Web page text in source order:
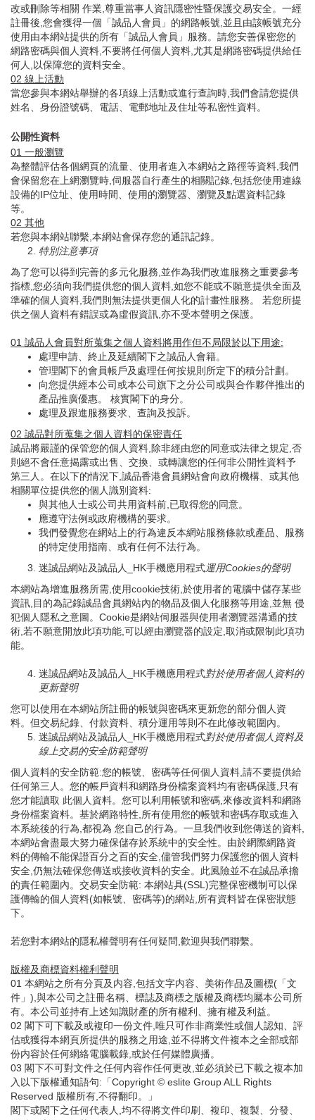
改或刪除等相關 作業,尊重當事人資訊隱密性暨保護交易安全。一經
註冊後,您會獲得一個「誠品人會員」的網路帳號,並且由該帳號充分
使用由本網站提供的所有「誠品人會員」服務。請您安善保密您的
網路密碼與個人資料,不要將任何個人資料,尤其是網路密碼提供給任
何人,以保障您的資料安全。
02 線上活動
當您參與本網站舉辦的各項線上活動或進行查詢時,我們會請您提供
姓名、身份證號碼、電話、電郵地址及住址等私密性資料。
公開性資料
01 一般瀏覽
為整體評估各個網頁的流量、使用者進入本網站之路徑等資料,我們
會保留您在上網瀏覽時,伺服器自行產生的相關記錄,包括您使用連線
設備的IP位址、使用時間、使用的瀏覽器、瀏覽及點選資料記錄
等。
02 其他
若您與本網站聯繫,本網站會保存您的通訊記錄。
特別注意事項
為了您可以得到完善的多元化服務,並作為我們改進服務之重要參考
指標,您必須向我們提供您的個人資料,如您不能或不願意提供全面及
準確的個人資料,我們則無法提供更個人化的計畫性服務。 若您所提
供之個人資料有錯誤或為虛假資訊,亦不受本聲明之保護。
01 誠品人會員對所蒐集之個人資料將用作但不局限於以下用途:
處理申請、終止及延續閣下之誠品人會籍。
管理閣下的會員帳戶及處理任何按規則所定下的積分計劃。
向您提供經本公司或本公司旗下之分公司或與合作夥伴推出的
產品推廣優惠。 核實閣下的身分。
處理及跟進服務要求、查詢及投訴。
02 誠品對所蒐集之個人資料的保密責任
誠品將嚴謹的保管您的個人資料,除非經由您的同意或法律之規定,否
則絕不會任意揭露或出售、交換、或轉讓您的任何非公開性資料予
第三人。在以下的情況下,誠品香港會員網站會向政府機構、或其他
相關單位提供您的個人識別資料:
與其他人士或公司共用資料前,已取得您的同意。
應遵守法例或政府機構的要求。
我們發覺您在網站上的行為違反本網站服務條款或產品、服務
的特定使用指南、或有任何不法行為。
迷誠品網站及誠品人_HK手機應用程式運用Cookies的聲明
本網站為增進服務所需,使用cookie技術,於使用者的電腦中儲存某些
資訊,目的為記錄誠品會員網站內的物品及個人化服務等用途,並無 侵
犯個人隱私之意圖。Cookie是網站伺服器與使用者瀏覽器溝通的技
術,若不願意開放此項功能,可以經由瀏覽器的設定,取消或限制此項功
能。
迷誠品網站及誠品人_HK手機應用程式對於使用者個人資料的
更新聲明
您可以使用在本網站所註冊的帳號與密碼來更新您的部分個人資
料。但交易紀錄、付款資料、積分運用等則不在此修改範圍內。
迷誠品網站及誠品人_HK手機應用程式對於使用者個人資料及
線上交易的安全防範聲明
個人資料的安全防範:您的帳號、密碼等任何個人資料,請不要提供給
任何第三人。您的帳戶資料和網路身份檔案資料均有密碼保護,只有
您才能讀取 此個人資料。您可以利用帳號和密碼,來修改資料和網路
身份檔案資料。基於網路特性,所有使用您的帳號和密碼存取或進入
本系統後的行為,都視為 您自己的行為。一旦我們收到您傳送的資料,
本網站會盡最大努力確保儲存於系統中的安全性。由於網際網路資
料的傳輸不能保證百分之百的安全,儘管我們努力保護您的個人資料
安全,仍無法確保您傳送或接收資料的安全。此風險並不在誠品承擔
的責任範圍內。交易安全防範: 本網站具(SSL)完整保密機制可以保
護傳輸的個人資料(如帳號、密碼等)的網站,所有資料皆在保密狀態
下。
若您對本網站的隱私權聲明有任何疑問,歡迎與我們聯繫。
版權及商標資料權利聲明
01 本網站之所有分頁及内容,包括文字内容、美術作品及圖標(「文
件」),與本公司之註冊名稱、標誌及商標之版權及商標均屬本公司所
有。本公司並持有上述知識財產的所有權利、擁有權及利益。
02 閣下可下載及或複印一份文件,唯只可作非商業性或個人認知、評
估或獲得本網頁所提供的服務之用途,並不得將文件複本之全部或部
份内容於任何網絡電腦載錄,或於任何媒體廣播。
03 閣下不可對文件之任何内容作任何更改,並必須於已下載之複本加
入以下版權通知語句:「Copyright © eslite Group ALL Rights
Reserved 版權所有,不得翻印。」
閣下或閣下之任何代表人,均不得將文件印刷、複印、複製、分發、